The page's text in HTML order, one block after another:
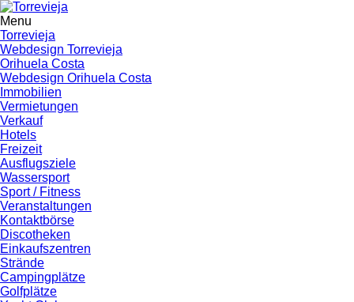
Menu
Torrevieja
Webdesign Torrevieja
Orihuela Costa
Webdesign Orihuela Costa
Immobilien
Vermietungen
Verkauf
Hotels
Freizeit
Ausflugsziele
Wassersport
Sport / Fitness
Veranstaltungen
Kontaktbörse
Discotheken
Einkaufszentren
Strände
Campingplätze
Golfplätze